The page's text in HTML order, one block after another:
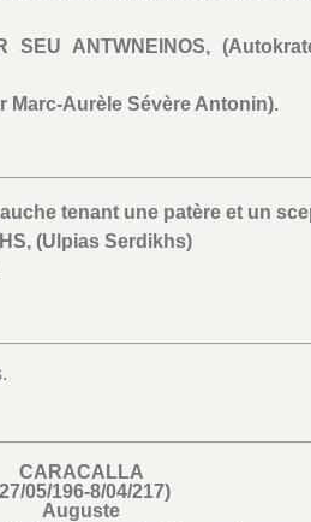
SEU ANTWNEINOS,
Marc-Aurèle Sévère Antonin).
tenant une patère et un
(Ulpias Serdikhs)
CARACALLA
05/196-8/04/217)
Auguste